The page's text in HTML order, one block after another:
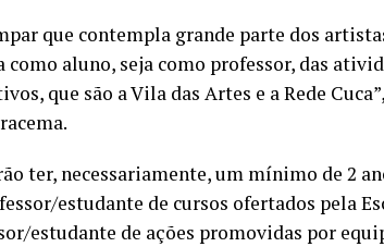
que contempla grande parte dos
aluno, seja como professor, das
que são a Vila das Artes e a Rede
ter, necessariamente, um mínimo de 2
estudante de cursos ofertados pela
estudante de ações promovidas por